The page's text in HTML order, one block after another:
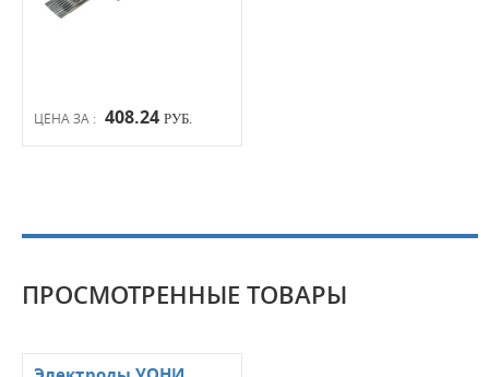
ЦЕНА ЗА : 408.24 РУБ.
ПРОСМОТРЕННЫЕ ТОВАРЫ